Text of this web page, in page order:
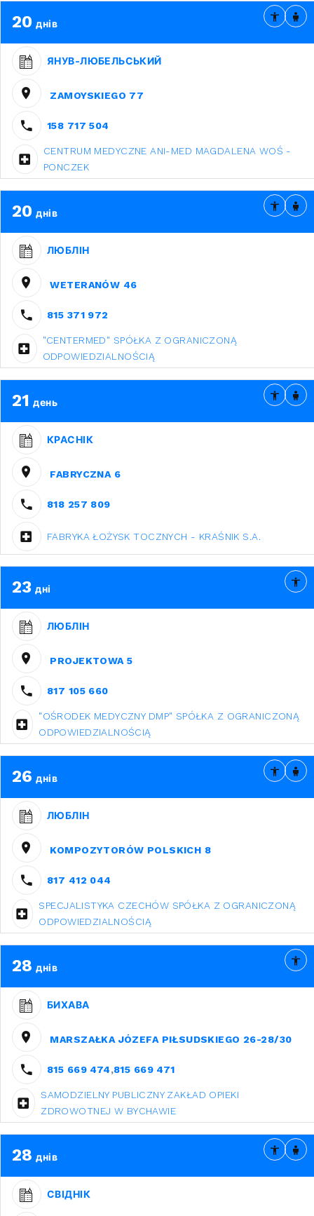
20 днів
ЯНУВ-ЛЮБЕЛЬСЬКИЙ
ZAMOYSKIEGO 77
158 717 504
CENTRUM MEDYCZNE ANI-MED MAGDALENA WOŚ -
PONCZEK
20 днів
ЛЮБЛІН
WETERANÓW 46
815 371 972
"CENTERMED" SPÓŁKA Z OGRANICZONĄ
ODPOWIEDZIALNOŚCIĄ
21 день
КРАСНІК
FABRYCZNA 6
818 257 809
FABRYKA ŁOŻYSK TOCZNYCH - KRAŚNIK S.A.
23 дні
ЛЮБЛІН
PROJEKTOWA 5
817 105 660
"OŚRODEK MEDYCZNY DMP" SPÓŁKA Z OGRANICZONĄ
ODPOWIEDZIALNOŚCIĄ
26 днів
ЛЮБЛІН
KOMPOZYTORÓW POLSKICH 8
817 412 044
SPECJALISTYKA CZECHÓW SPÓŁKA Z OGRANICZONĄ
ODPOWIEDZIALNOŚCIĄ
28 днів
БИХАВА
MARSZAŁKA JÓZEFA PIŁSUDSKIEGO 26-28/30
815 669 474,815 669 471
SAMODZIELNY PUBLICZNY ZAKŁAD OPIEKI
ZDROWOTNEJ W BYCHAWIE
28 днів
СВІДНІК